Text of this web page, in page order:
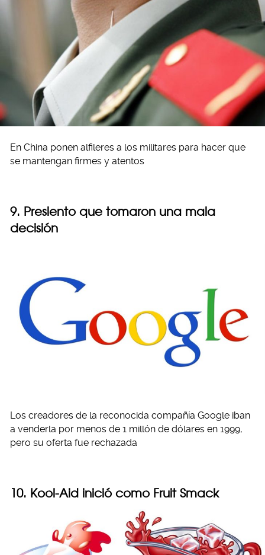
En China ponen alfileres a los militares para hacer que
se mantengan firmes y atentos
9. Presiento que tomaron una mala
decisión
Los creadores de la reconocida compañía Google iban
a venderla por menos de 1 millón de dólares en 1999,
pero su oferta fue rechazada
10. Kool-Aid inició como Fruit Smack